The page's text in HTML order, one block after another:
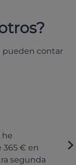
pueden contar
he
365 € en
segunda